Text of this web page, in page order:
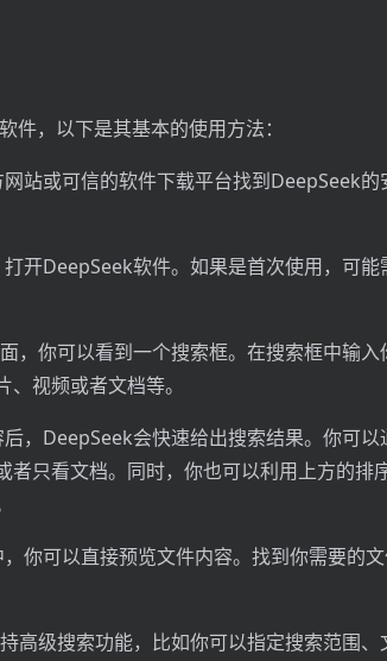
件，以下是其基本的使用方法：
站或可信的软件下载平台找到DeepSeek的
开DeepSeek软件。如果是首次使用，可能
，你可以看到一个搜索框。在搜索框中输入
视频或者文档等。
，DeepSeek会快速给出搜索结果。你可以
只看文档。同时，你也可以利用上方的排
你可以直接预览文件内容。找到你需要的文
高级搜索功能，比如你可以指定搜索范围、